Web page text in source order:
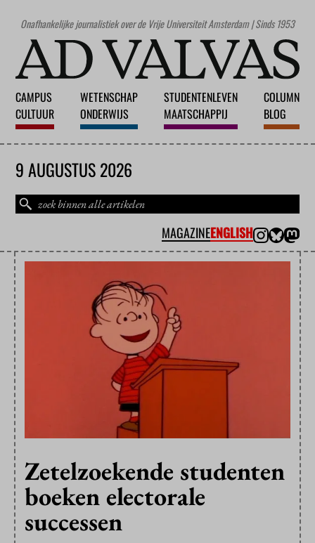
Onafhankelijke journalistiek over de Vrije Universiteit Amsterdam | Sinds 1953
CAMPUS
CULTUUR
WETENSCHAP
ONDERWIJS
STUDENTENLEVEN
MAATSCHAPPIJ
COLUMN
BLOG
9 AUGUSTUS 2026
MAGAZINEENGLISH
Zetelzoekende studenten
boeken electorale
successen